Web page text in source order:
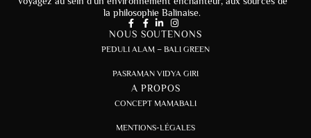
la philosophie Balinaise.
NOUS SOUTENONS
PEDULI ALAM – BALI GREEN
PASRAMAN VIDYA GIRI
A PROPOS
CONCEPT MAMABALI
MENTIONS-LÉGALES